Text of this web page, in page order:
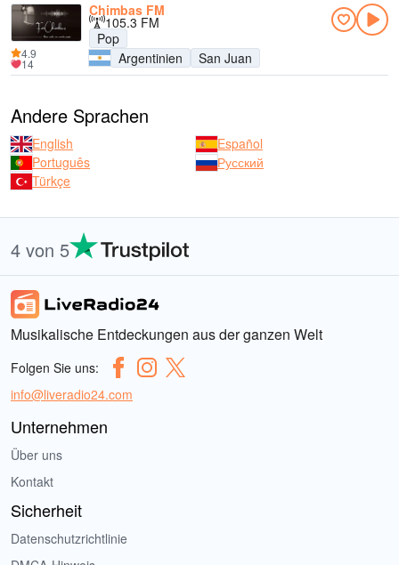
Chimbas FM
105.3 FM
Pop
Argentinien
San Juan
4.9
14
Andere Sprachen
English
Español
Português
Русский
Türkçe
4 von 5
Musikalische Entdeckungen aus der ganzen Welt
Folgen Sie uns:
info@liveradio24.com
Unternehmen
Über uns
Kontakt
Sicherheit
Datenschutzrichtlinie